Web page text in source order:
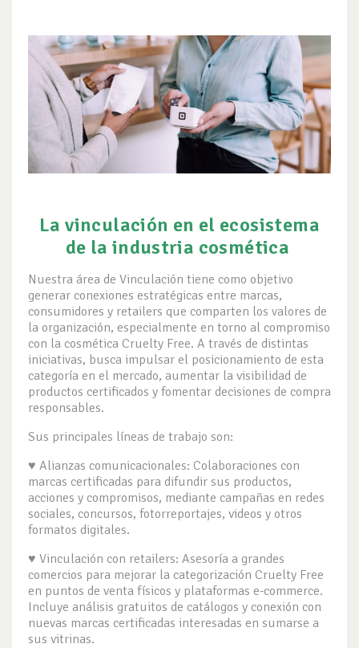
La vinculación en el ecosistema
de la industria cosmética
Nuestra área de Vinculación tiene como objetivo
generar conexiones estratégicas entre marcas,
consumidores y retailers que comparten los valores de
la organización, especialmente en torno al compromiso
con la cosmética Cruelty Free. A través de distintas
iniciativas, busca impulsar el posicionamiento de esta
categoría en el mercado, aumentar la visibilidad de
productos certificados y fomentar decisiones de compra
responsables.
Sus principales líneas de trabajo son:
♥ Alianzas comunicacionales: Colaboraciones con
marcas certificadas para difundir sus productos,
acciones y compromisos, mediante campañas en redes
sociales, concursos, fotorreportajes, videos y otros
formatos digitales.
♥ Vinculación con retailers: Asesoría a grandes
comercios para mejorar la categorización Cruelty Free
en puntos de venta físicos y plataformas e-commerce.
Incluye análisis gratuitos de catálogos y conexión con
nuevas marcas certificadas interesadas en sumarse a
sus vitrinas.